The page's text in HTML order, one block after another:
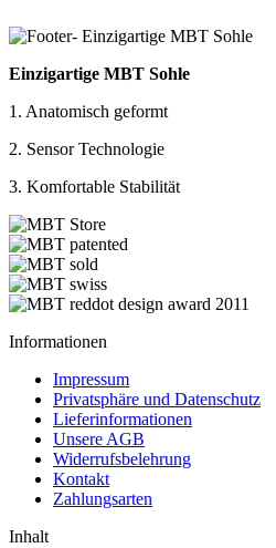
Einzigartige MBT Sohle
1. Anatomisch geformt
2. Sensor Technologie
3. Komfortable Stabilität
Informationen
Impressum
Privatsphäre und Datenschutz
Lieferinformationen
Unsere AGB
Widerrufsbelehrung
Kontakt
Zahlungsarten
Inhalt